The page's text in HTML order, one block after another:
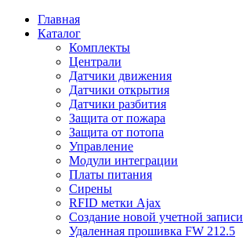
Главная
Каталог
Комплекты
Централи
Датчики движения
Датчики открытия
Датчики разбития
Защита от пожара
Защита от потопа
Управление
Модули интеграции
Платы питания
Сирены
RFID метки Ajax
Создание новой учетной записи
Удаленная прошивка FW 212.5